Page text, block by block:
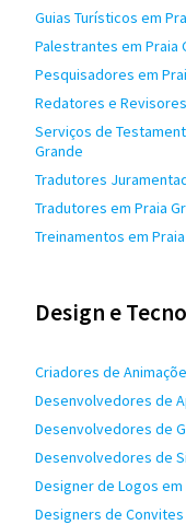
Guias Turísticos em
Palestrantes em Praia
Pesquisadores em
Redatores e
Serviços de
Grande
Tradutores
Tradutores em Praia
Treinamentos em
Design e
Criadores de
Desenvolvedores de
Desenvolvedores de
Desenvolvedores de
Designer de Logos em
Designers de